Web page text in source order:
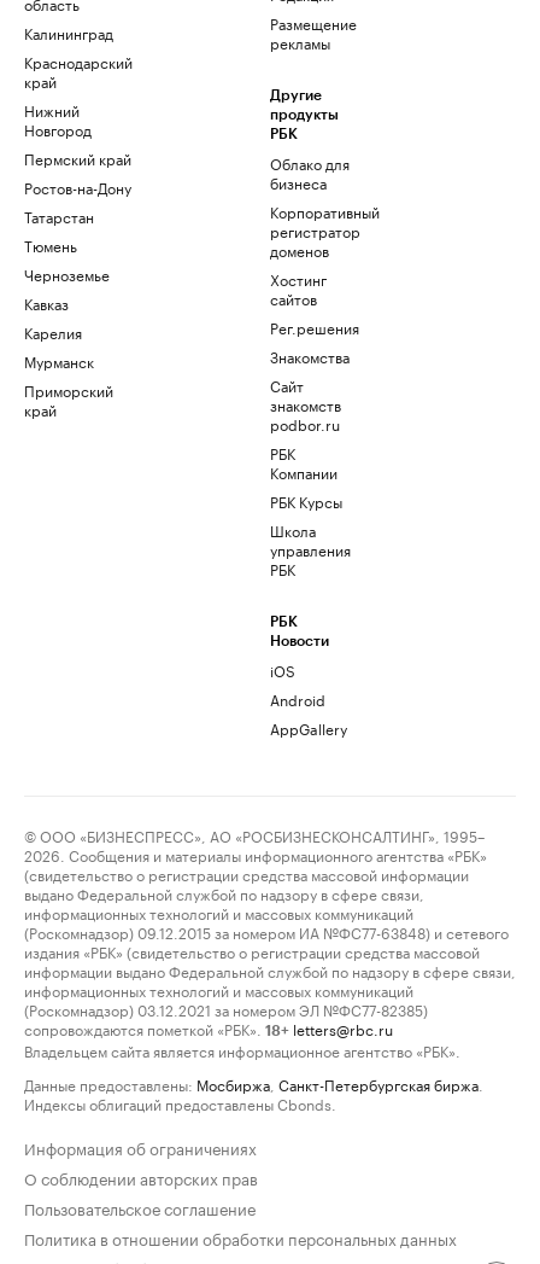
Калининград
Краснодарский
край
Нижний
Новгород
Пермский край
Ростов-на-Дону
Татарстан
Тюмень
Черноземье
Кавказ
Карелия
Мурманск
Приморский
край
Размещение
рекламы
Другие
продукты
РБК
Облако для
бизнеса
Корпоративный
регистратор
доменов
Хостинг
сайтов
Рег.решения
Знакомства
Сайт
знакомств
podbor.ru
РБК
Компании
РБК Курсы
Школа
управления
РБК
РБК
Новости
iOS
Android
AppGallery
© ООО «БИЗНЕСПРЕСС», АО «РОСБИЗНЕСКОНСАЛТИНГ», 1995–
2026. Сообщения и материалы информационного агентства «РБК»
(свидетельство о регистрации средства массовой информации
выдано Федеральной службой по надзору в сфере связи,
информационных технологий и массовых коммуникаций
(Роскомнадзор) 09.12.2015 за номером ИА №ФС77-63848) и сетевого
издания «РБК» (свидетельство о регистрации средства массовой
информации выдано Федеральной службой по надзору в сфере связи,
информационных технологий и массовых коммуникаций
(Роскомнадзор) 03.12.2021 за номером ЭЛ №ФС77-82385)
сопровождаются пометкой «РБК».
18+ letters@rbc.ru
Владельцем сайта является информационное агентство «РБК».
Данные предоставлены: Мосбиржа Санкт-Петербургская биржа
Индексы облигаций предоставлены Cbonds.
Информация об ограничениях
О соблюдении авторских прав
Пользовательское соглашение
Политика в отношении обработки персональных данных